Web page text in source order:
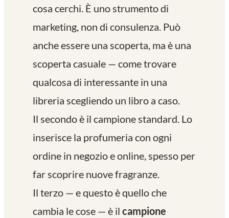
cosa cerchi. È uno strumento di
marketing, non di consulenza. Può
anche essere una scoperta, ma è una
scoperta casuale — come trovare
qualcosa di interessante in una
libreria scegliendo un libro a caso.
Il secondo è il campione standard. Lo
inserisce la profumeria con ogni
ordine in negozio e online, spesso per
far scoprire nuove fragranze.
Il terzo — e questo è quello che
cambia le cose — è il campione